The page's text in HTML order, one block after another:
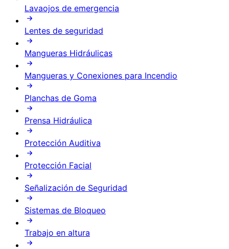
Lavaojos de emergencia
Lentes de seguridad
Mangueras Hidráulicas
Mangueras y Conexiones para Incendio
Planchas de Goma
Prensa Hidráulica
Protección Auditiva
Protección Facial
Señalización de Seguridad
Sistemas de Bloqueo
Trabajo en altura